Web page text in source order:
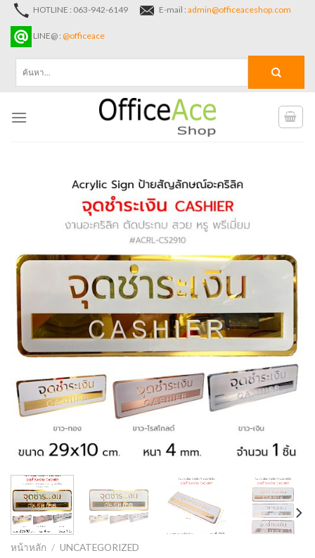
Skip
content
HOTLINE : 063-942-6149 E-mail : admin@officeaceshop.com
LINE@ : @officeace
หน้าหลัก / UNCATEGORIZED